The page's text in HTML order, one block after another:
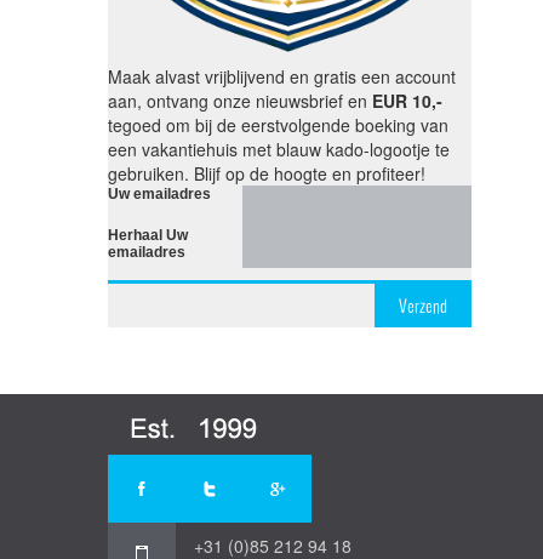
Maak alvast vrijblijvend en gratis een account
aan, ontvang onze nieuwsbrief en EUR 10,-
tegoed om bij de eerstvolgende boeking van
een vakantiehuis met blauw kado-logootje te
gebruiken. Blijf op de hoogte en profiteer!
Uw emailadres
Herhaal Uw
emailadres
Verzend
+31 (0)85 212 94 18